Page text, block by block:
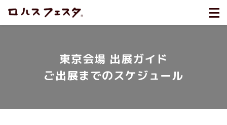
東京会場 出展ガイド
ご出展までのスケジュール